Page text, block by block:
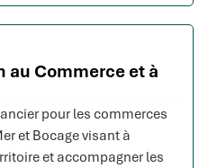
au Commerce et à
pour les commerces
et Bocage visant à
et accompagner les